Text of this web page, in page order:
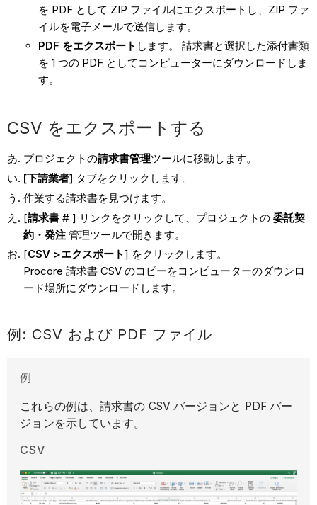
を PDF として ZIP ファイルにエクスポートし、ZIP ファ
イルを電子メールで送信します。
PDF をエクスポート します。 請求書と選択した添付書類
を 1 つの PDF としてコンピューターにダウンロードしま
す。
CSV をエクスポートする
プロジェクトの請求書管理ツールに移動します。
[下請業者] タブをクリックします。
作業する請求書を見つけます。
[請求書 # ] リンクをクリックして、プロジェクトの 委託契
約・発注管理ツールで開きます。
[CSV >エクスポート ] をクリックします。
Procore 請求書 CSV のコピーをコンピューターのダウンロ
ード場所にダウンロードします。
例: CSV および PDF ファイル
例
これらの例は、請求書の CSV バージョンと PDF バー
ジョンを示しています。
CSV